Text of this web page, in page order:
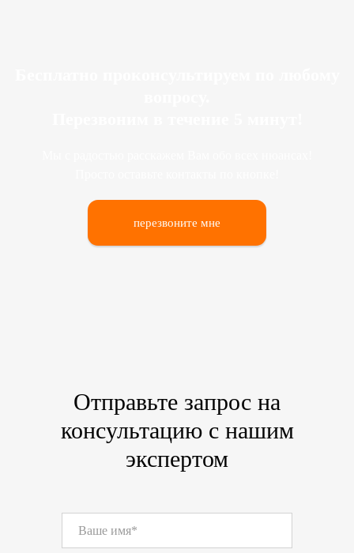
перезвоните мне
Отправьте запрос на
консультацию с нашим
экспертом